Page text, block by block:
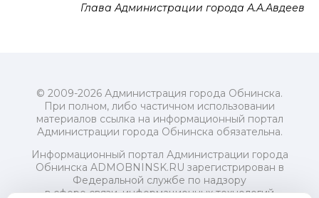
Глава Администрации города А.А.Авдеев
© 2009-2026 Администрация города Обнинска.
При полном, либо частичном использовании
материалов ссылка на информационный портал
Администрации города Обнинска обязательна.
Информационный портал Администрации города
Обнинска ADMOBNINSK.RU зарегистрирован в
Федеральной службе по надзору
в сфере связи, информационных технологий